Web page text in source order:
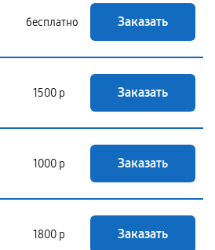
бесплатно Заказать
1500 р Заказать
1000 р Заказать
1800 р Заказать